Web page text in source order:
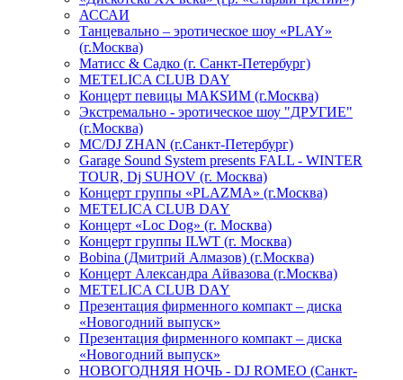
АССАИ
Танцевально – эротическое шоу «PLAY»
(г.Москва)
Матисс & Садко (г. Санкт-Петербург)
METELICA CLUB DAY
Концерт певицы МАКSИМ (г.Москва)
Экстремально - эротическое шоу "ДРУГИЕ"
(г.Москва)
МС/DJ ZHAN (г.Санкт-Петербург)
Garage Sound System presents FALL - WINTER
TOUR, Dj SUHOV (г. Москва)
Концерт группы «PLAZMA» (г.Москва)
METELICA CLUB DAY
Концерт «Loc Dog» (г. Москва)
Концерт группы ILWT (г. Москва)
Bobina (Дмитрий Алмазов) (г.Москва)
Концерт Александра Айвазова (г.Москва)
METELICA CLUB DAY
Презентация фирменного компакт – диска
«Новогодний выпуск»
Презентация фирменного компакт – диска
«Новогодний выпуск»
НОВОГОДНЯЯ НОЧЬ - DJ ROMEO (Санкт-